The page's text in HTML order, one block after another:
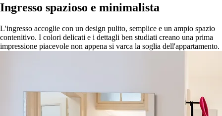
Ingresso spazioso e minimalista
L'ingresso accoglie con un design pulito, semplice e un ampio spazio
contenitivo. I colori delicati e i dettagli ben studiati creano una prima
impressione piacevole non appena si varca la soglia dell'appartamento.